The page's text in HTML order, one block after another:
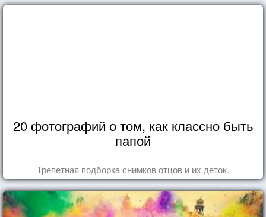
20 фотографий о том, как классно быть
папой
Трепетная подборка снимков отцов и их деток.